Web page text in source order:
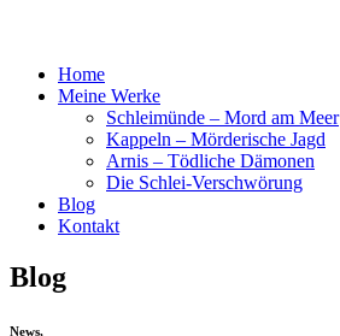
Home
Meine Werke
Schleimünde – Mord am Meer
Kappeln – Mörderische Jagd
Arnis – Tödliche Dämonen
Die Schlei-Verschwörung
Blog
Kontakt
Blog
News,